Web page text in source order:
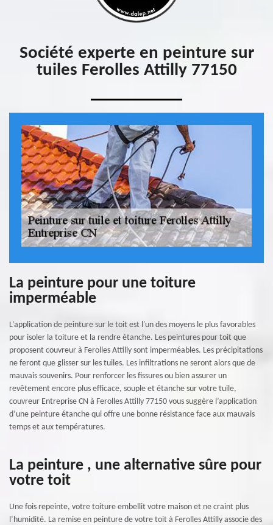
Société experte en peinture sur
tuiles Ferolles Attilly 77150
La peinture pour une toiture
imperméable
L’application de peinture sur le toit est l'un des moyens le plus favorables
pour isoler la toiture et la rendre étanche. Les peintures pour toit que
proposent couvreur à Ferolles Attilly sont imperméables. Les précipitations
ne feront que glisser sur les tuiles. Les infiltrations ne seront alors que de
mauvais souvenirs. Pour renforcer les fissures ou bien assurer un
revêtement encore plus efficace, souple et étanche sur votre tuile,
couvreur Entreprise CN à Ferolles Attilly 77150 vous suggère l’application
d’une peinture étanche qui offre une bonne résistance face aux mauvais
temps et aux températures.
La peinture , une alternative sûre pour
votre toit
Une fois repeinte, votre toiture embellit votre maison et ne craint plus
l’humidité. La remise en peinture de votre toit à Ferolles Attilly associe des